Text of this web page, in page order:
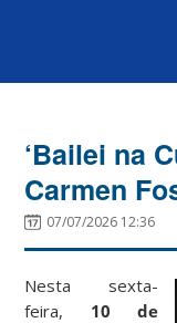
‘Bailei na
Carmen
07/07/2026 12:36
Nesta sexta-
feira, 10 de